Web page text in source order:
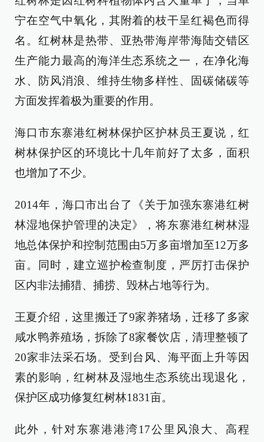
宁在空气中氧化，其附着的枝干呈红褐色而得
名。红树林是热带、亚热带海岸带海陆交错区
生产能力最高的海洋生态系统之一，在净化海
水、防风消浪、维持生物多样性、固碳储碳等
方面发挥着极为重要的作用。
海口市东寨港红树林保护区护林员王夏说，红
树林保护区的环境比十几年前好了太多，面积
也增加了不少。
2014年，海口市出台了《关于加强东寨港红树
林湿地保护管理的决定》，将东寨港红树林湿
地总体保护和控制范围由5万多亩增加至12万多
亩。同时，建立巡护检查制度，严厉打击保护
区内非法捕猎、捕捞、毁林占地等行为。
王夏介绍，这里搬迁了9家养猪场，迁移了多家
咸水鸭养殖场，拆除了8家餐饮店，清理整顿了
20家非法采石场。受到台风、海平面上升等因
素的影响，红树林及湿地生态系统出现退化，
保护区成功修复红树林1831亩。
此外，针对东寨港港湾17公里风浪大、高程